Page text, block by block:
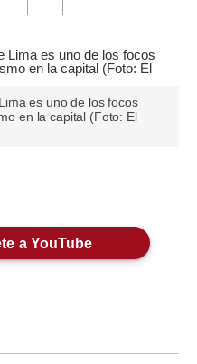
es uno de los focos
en la capital (Foto: El
a YouTube